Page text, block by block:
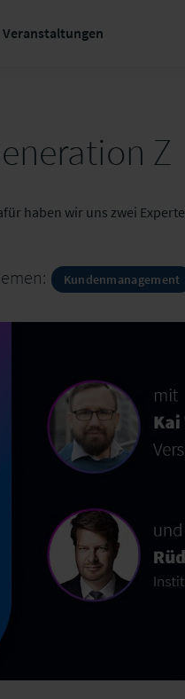
Veranstaltungen
Z
haben wir uns zwei
Kundenmanagement